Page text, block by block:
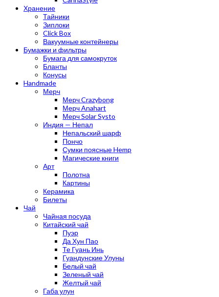
Хранение
Тайники
Зиплоки
Click Box
Вакуумные контейнеры
Бумажки и фильтры
Бумага для самокруток
Бланты
Конусы
Handmade
Мерч
Мерч Crazybong
Мерч Anahart
Мерч Solar Systo
Индия — Непал
Непальский шарф
Пончо
Сумки поясные Hemp
Магические книги
Арт
Полотна
Картины
Керамика
Билеты
Чай
Чайная посуда
Китайский чай
Пуэр
Да Хун Пао
Те Гуань Инь
Гуандунские Улуны
Белый чай
Зеленый чай
Желтый чай
Габа улун